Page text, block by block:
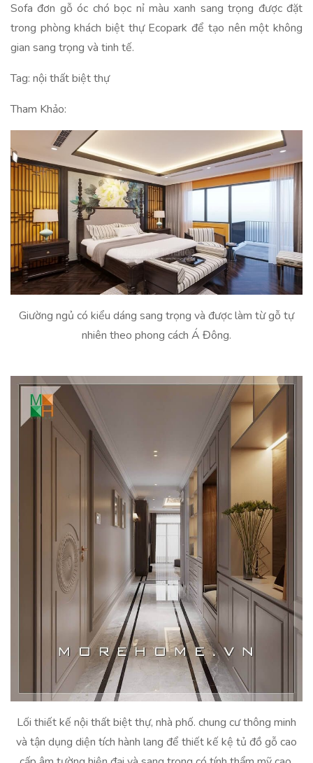
Sofa đơn gỗ óc chó bọc nỉ màu xanh sang trọng được đặt
trong phòng khách biệt thự Ecopark để tạo nên một không
gian sang trọng và tinh tế.
Tag: nội thất biệt thự
Tham Khảo:
Giường ngủ có kiểu dáng sang trọng và được làm từ gỗ tự
nhiên theo phong cách Á Đông.
Lối thiết kế nội thất biệt thự, nhà phố. chung cư thông minh
và tận dụng diện tích hành lang để thiết kế kệ tủ đồ gỗ cao